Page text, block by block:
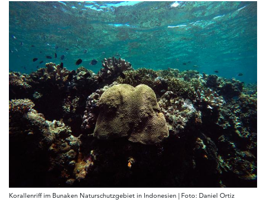
Korallenriff im Bunaken Naturschutzgebiet in Indonesien | Foto: Daniel Ortiz